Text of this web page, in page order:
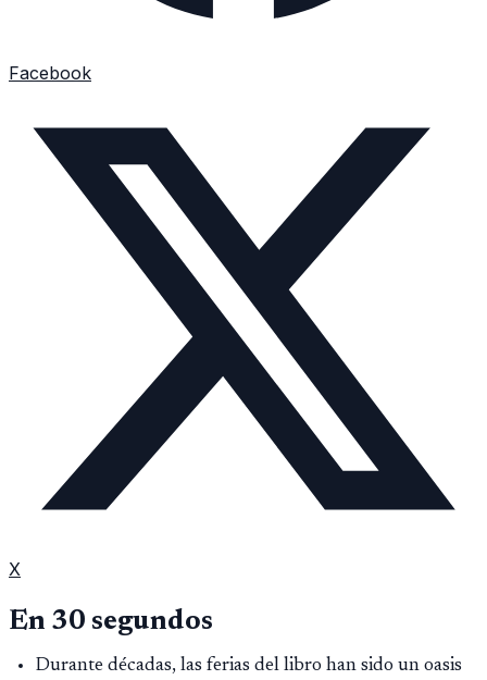
Facebook
X
En 30 segundos
Durante décadas, las ferias del libro han sido un oasis